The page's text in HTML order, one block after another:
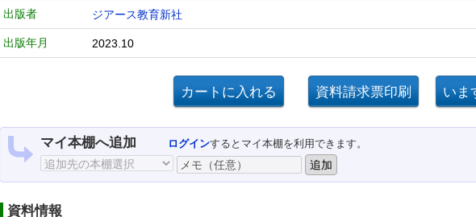
出版者 ジアース教育新社
出版年月 2023.10
マイ本棚へ追加 ログインするとマイ本棚を利用できます。
資料情報